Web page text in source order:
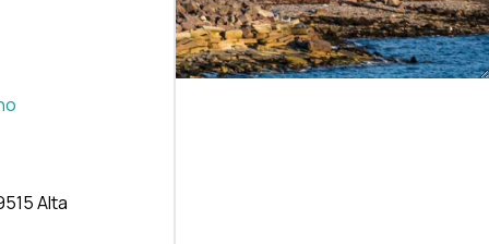
Alta